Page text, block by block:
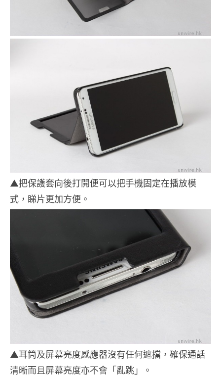
▲把保護套向後打開便可以把手機固定在播放模
式，睇片更加方便。
▲耳筒及屏幕亮度感應器沒有任何遮擋，確保通話
清晰而且屏幕亮度亦不會「亂跳」。